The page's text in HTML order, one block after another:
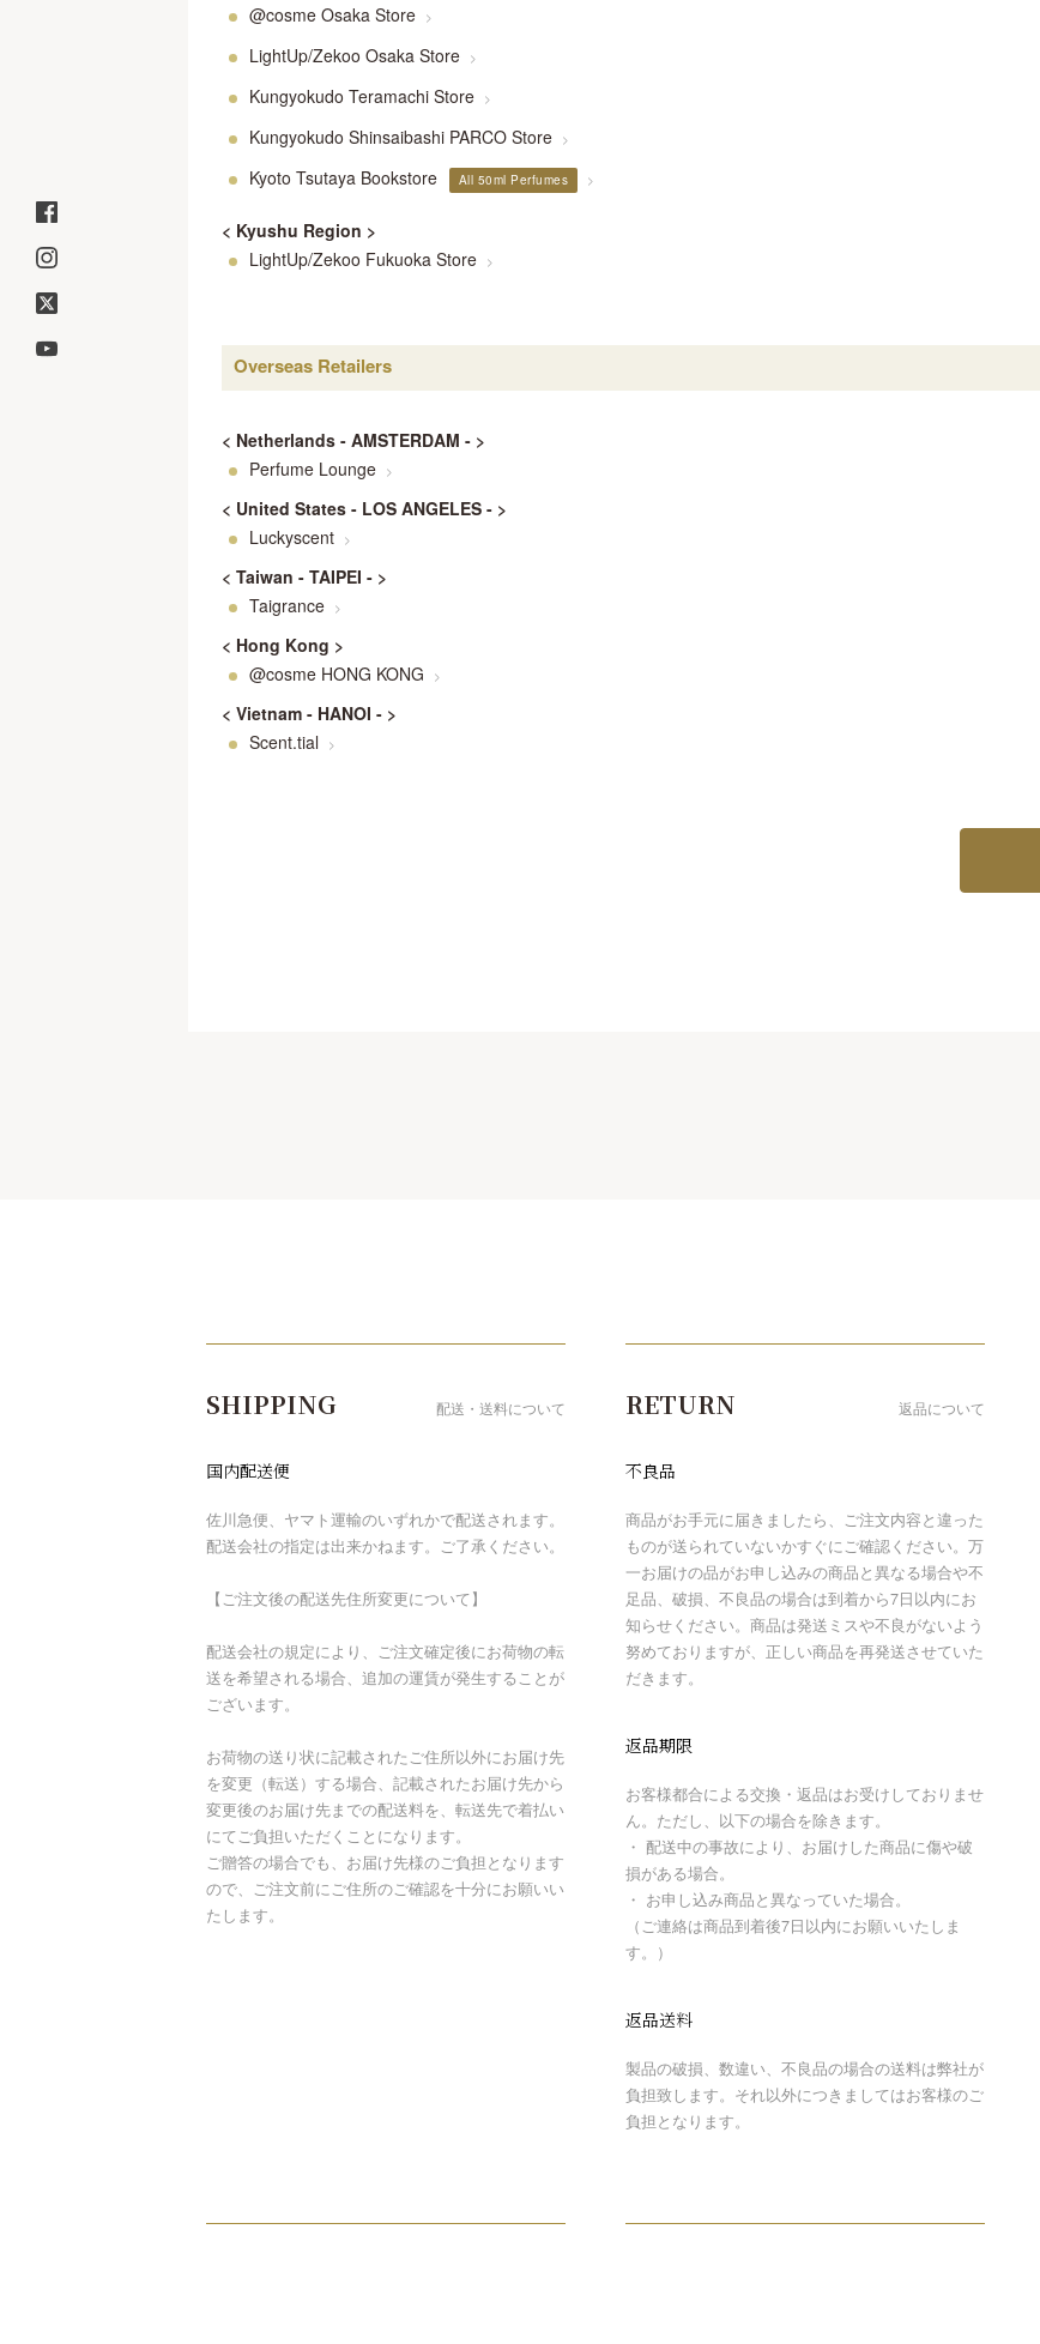
@cosme Osaka Store
>
LightUp/Zekoo Osaka Store >
Kungyokudo Teramachi Store >
Kungyokudo Shinsaibashi PARCO Store >
Kyoto Tsutaya Bookstore All 50ml Perfumes >
< Kyushu Region >
LightUp/Zekoo Fukuoka Store
>
Overseas Retailers
< Netherlands - AMSTERDAM - >
Perfume Lounge
>
< United States - LOS ANGELES - >
Luckyscent
>
< Taiwan - TAIPEI - >
Taigrance
>
< Hong Kong >
@cosme HONG KONG
>
< Vietnam - HANOI - >
Scent.tial
>
SHIPPING 配送・送料について
国内配送便
佐川急便、ヤマト運輸のいずれかで配送されます。
配送会社の指定は出来かねます。ご了承ください。
【ご注文後の配送先住所変更について】
配送会社の規定により、ご注文確定後にお荷物の転
送を希望される場合、追加の運賃が発生することが
ございます。
お荷物の送り状に記載されたご住所以外にお届け先
を変更（転送）する場合、記載されたお届け先から
変更後のお届け先までの配送料を、転送先で着払い
にてご負担いただくことになります。
ご贈答の場合でも、お届け先様のご負担となります
ので、ご注文前にご住所のご確認を十分にお願いい
たします。
RETURN 返品について
不良品
商品がお手元に届きましたら、ご注文内容と違った
ものが送られていないかすぐにご確認ください。万
一お届けの品がお申し込みの商品と異なる場合や不
足品、破損、不良品の場合は到着から7日以内にお
知らせください。商品は発送ミスや不良がないよう
努めておりますが、正しい商品を再発送させていた
だきます。
返品期限
お客様都合による交換・返品はお受けしておりませ
ん。ただし、以下の場合を除きます。
・ 配送中の事故により、お届けした商品に傷や破
損がある場合。
・ お申し込み商品と異なっていた場合。
（ご連絡は商品到着後7日以内にお願いいたしま
す。）
返品送料
製品の破損、数違い、不良品の場合の送料は弊社が
負担致します。それ以外につきましてはお客様のご
負担となります。